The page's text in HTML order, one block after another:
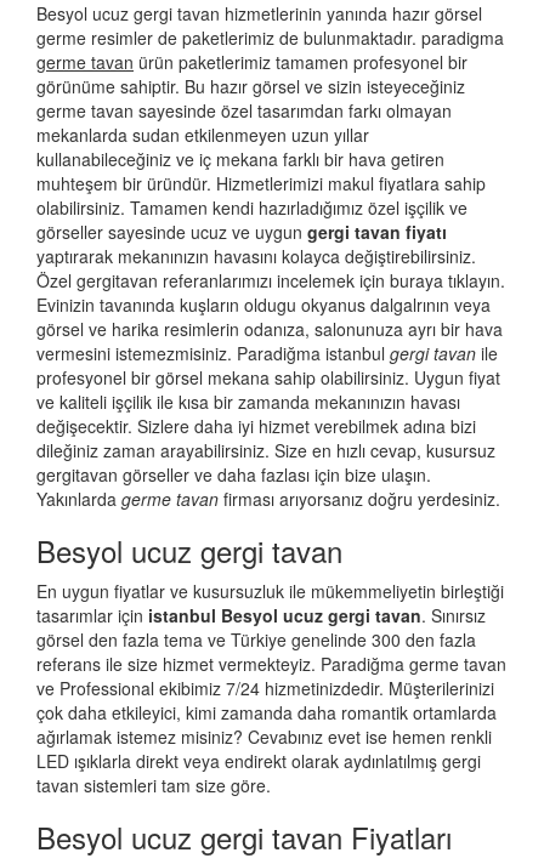
Besyol ucuz gergi tavan hizmetlerinin yanında hazır görsel
germe resimler de paketlerimiz de bulunmaktadır. paradigma
germe tavan ürün paketlerimiz tamamen profesyonel bir
görünüme sahiptir. Bu hazır görsel ve sizin isteyeceğiniz
germe tavan sayesinde özel tasarımdan farkı olmayan
mekanlarda sudan etkilenmeyen uzun yıllar
kullanabileceğiniz ve iç mekana farklı bir hava getiren
muhteşem bir üründür. Hizmetlerimizi makul fiyatlara sahip
olabilirsiniz. Tamamen kendi hazırladığımız özel işçilik ve
görseller sayesinde ucuz ve uygun gergi tavan fiyatı
yaptırarak mekanınızın havasını kolayca değiştirebilirsiniz.
Özel gergitavan referanlarımızı incelemek için buraya tıklayın.
Evinizin tavanında kuşların oldugu okyanus dalgalrının veya
görsel ve harika resimlerin odanıza, salonunuza ayrı bir hava
vermesini istemezmisiniz. Paradiğma istanbul gergi tavan ile
profesyonel bir görsel mekana sahip olabilirsiniz. Uygun fiyat
ve kaliteli işçilik ile kısa bir zamanda mekanınızın havası
değişecektir. Sizlere daha iyi hizmet verebilmek adına bizi
dileğiniz zaman arayabilirsiniz. Size en hızlı cevap, kusursuz
gergitavan görseller ve daha fazlası için bize ulaşın.
Yakınlarda germe tavan firması arıyorsanız doğru yerdesiniz.
Besyol ucuz gergi tavan
En uygun fiyatlar ve kusursuzluk ile mükemmeliyetin birleştiği
tasarımlar için istanbul Besyol ucuz gergi tavan. Sınırsız
görsel den fazla tema ve Türkiye genelinde 300 den fazla
referans ile size hizmet vermekteyiz. Paradiğma germe tavan
ve Professional ekibimiz 7/24 hizmetinizdedir. Müşterilerinizi
çok daha etkileyici, kimi zamanda daha romantik ortamlarda
ağırlamak istemez misiniz? Cevabınız evet ise hemen renkli
LED ışıklarla direkt veya endirekt olarak aydınlatılmış gergi
tavan sistemleri tam size göre.
Besyol ucuz gergi tavan Fiyatları